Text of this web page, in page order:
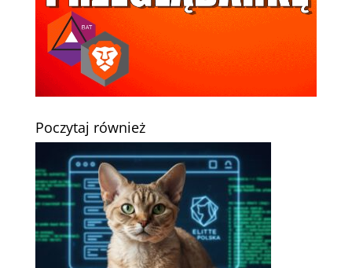
Poczytaj również